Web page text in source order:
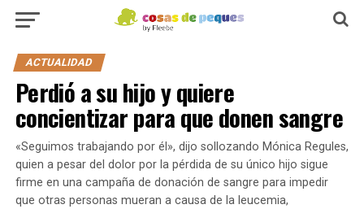
ACTUALIDAD
Perdió a su hijo y quiere
concientizar para que donen sangre
«Seguimos trabajando por él», dijo sollozando Mónica Regules,
quien a pesar del dolor por la pérdida de su único hijo sigue
firme en una campaña de donación de sangre para impedir
que otras personas mueran a causa de la leucemia,